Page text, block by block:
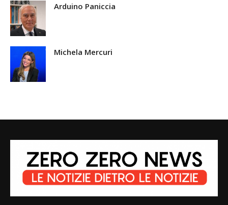
Arduino Paniccia
Michela Mercuri